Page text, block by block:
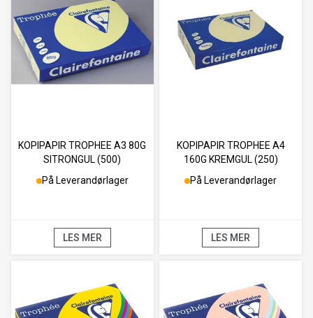
KOPIPAPIR TROPHEE A3 80G
SITRONGUL (500)
På Leverandørlager
LES MER
KOPIPAPIR TROPHEE A4
160G KREMGUL (250)
På Leverandørlager
LES MER